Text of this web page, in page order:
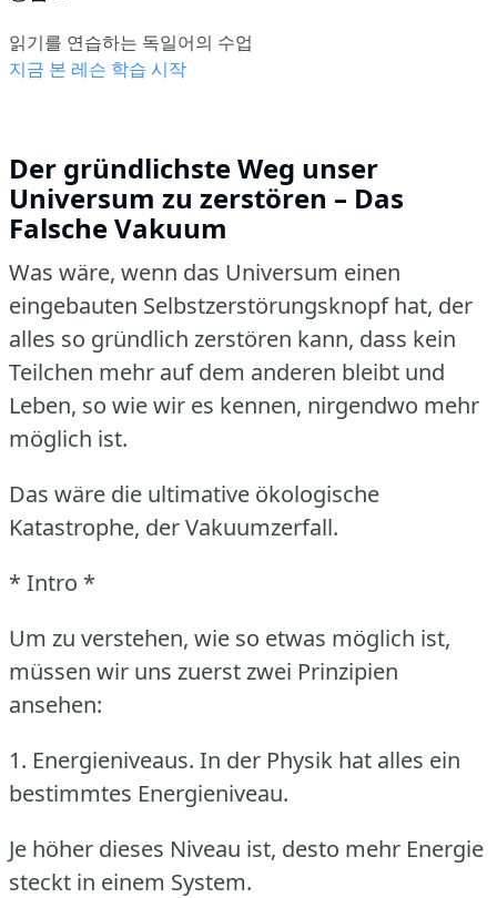
읽기를 연습하는 독일어의 수업
지금 본 레슨 학습 시작
Der gründlichste Weg unser
Universum zu zerstören – Das
Falsche Vakuum
Was wäre, wenn das Universum einen
eingebauten Selbstzerstörungsknopf hat, der
alles so gründlich zerstören kann, dass kein
Teilchen mehr auf dem anderen bleibt und
Leben, so wie wir es kennen, nirgendwo mehr
möglich ist.
Das wäre die ultimative ökologische
Katastrophe, der Vakuumzerfall.
* Intro *
Um zu verstehen, wie so etwas möglich ist,
müssen wir uns zuerst zwei Prinzipien
ansehen:
1. Energieniveaus. In der Physik hat alles ein
bestimmtes Energieniveau.
Je höher dieses Niveau ist, desto mehr Energie
steckt in einem System.